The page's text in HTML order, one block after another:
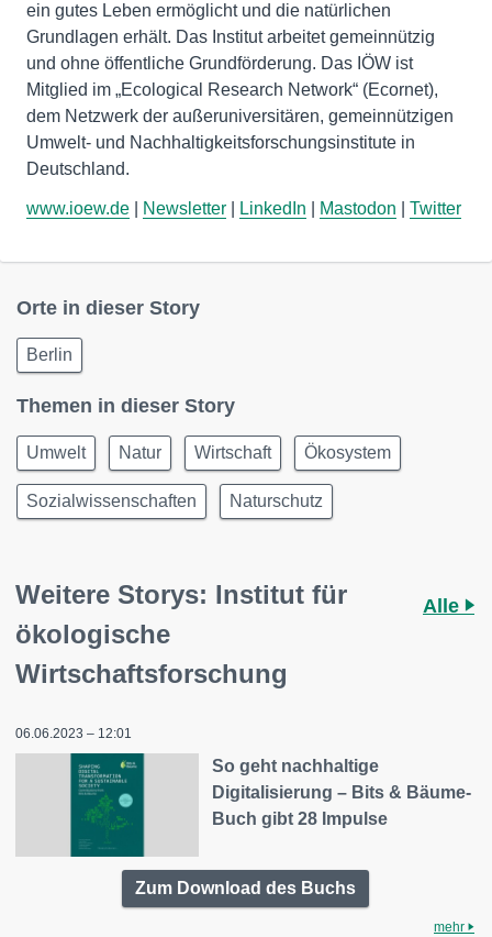
ein gutes Leben ermöglicht und die natürlichen
Grundlagen erhält. Das Institut arbeitet gemeinnützig
und ohne öffentliche Grundförderung. Das IÖW ist
Mitglied im „Ecological Research Network“ (Ecornet),
dem Netzwerk der außeruniversitären, gemeinnützigen
Umwelt- und Nachhaltigkeitsforschungsinstitute in
www.ioew.de Newsletter LinkedIn Mastodon Twitter
Orte in dieser Story
Berlin
Themen in dieser Story
Umwelt Natur Wirtschaft Ökosystem
Sozialwissenschaften Naturschutz
Weitere Storys: Institut für
ökologische
Wirtschaftsforschung
Alle
06.06.2023 – 12:01
So geht nachhaltige
Digitalisierung – Bits & Bäume-
Buch gibt 28 Impulse
Zum Download des Buchs
mehr